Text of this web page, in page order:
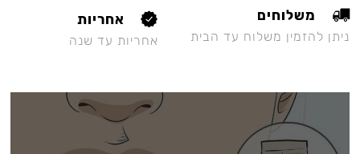
משלוחים
ניתן להזמין משלוח עד הבית
אחריות
אחריות עד שנה